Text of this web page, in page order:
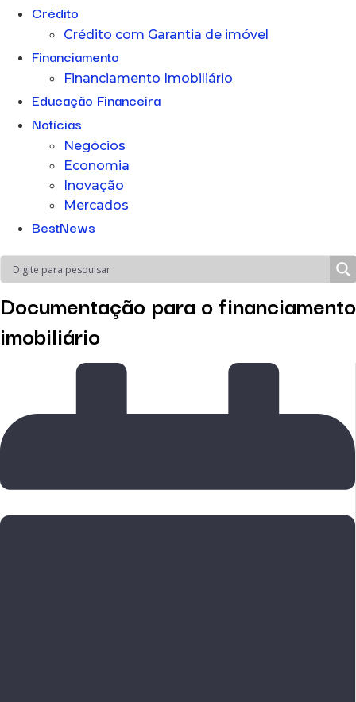
Crédito
Crédito com Garantia de imóvel
Financiamento
Financiamento Imobiliário
Educação Financeira
Notícias
Negócios
Economia
Inovação
Mercados
BestNews
Documentação para o financiamento
imobiliário